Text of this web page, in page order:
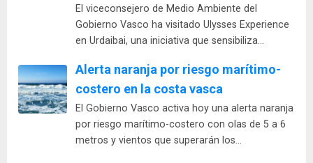
El viceconsejero de Medio Ambiente del
Gobierno Vasco ha visitado Ulysses Experience
en Urdaibai, una iniciativa que sensibiliza…
Alerta naranja por riesgo marítimo-
costero en la costa vasca
El Gobierno Vasco activa hoy una alerta naranja
por riesgo marítimo-costero con olas de 5 a 6
metros y vientos que superarán los…